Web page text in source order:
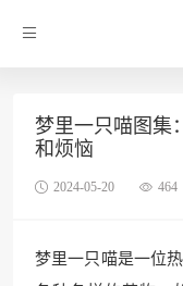
梦里一只喵图集
和烦恼
2024-05-20 464
梦里一只喵是一位